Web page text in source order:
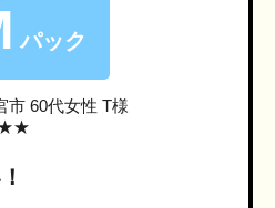
パック
市60代女性 T様